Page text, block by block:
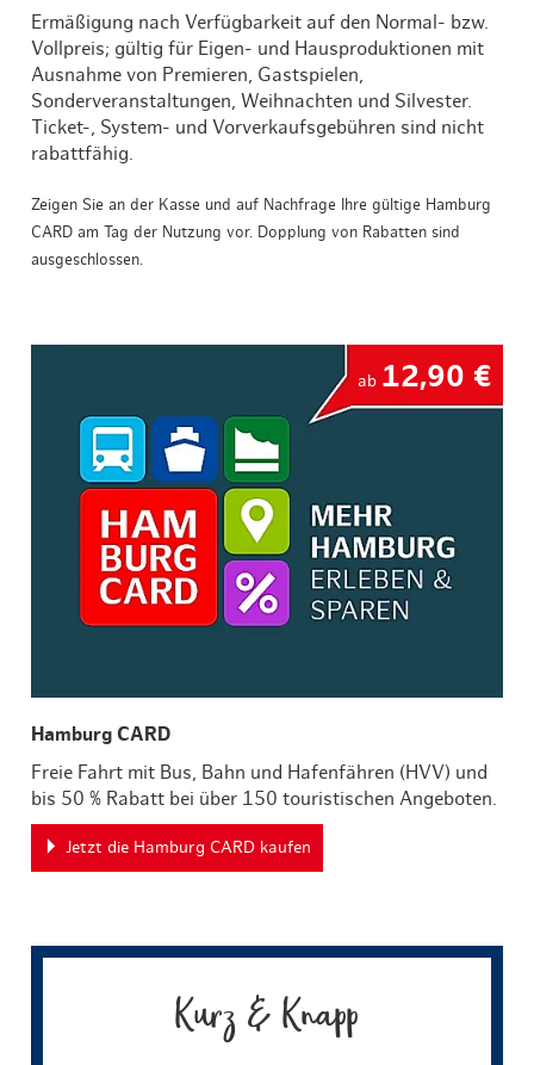
Ermäßigung nach Verfügbarkeit auf den Normal- bzw.
Vollpreis; gültig für Eigen- und Hausproduktionen mit
Ausnahme von Premieren, Gastspielen,
Sonderveranstaltungen, Weihnachten und Silvester.
Ticket-, System- und Vorverkaufsgebühren sind nicht
rabattfähig.
Zeigen Sie an der Kasse und auf Nachfrage Ihre gültige Hamburg
CARD am Tag der Nutzung vor. Dopplung von Rabatten sind
ausgeschlossen.
ab 12,90 €
Hamburg CARD
Freie Fahrt mit Bus, Bahn und Hafenfähren (HVV) und
bis 50 % Rabatt bei über 150 touristischen Angeboten.
Jetzt die Hamburg CARD kaufen
Kurz & Knapp